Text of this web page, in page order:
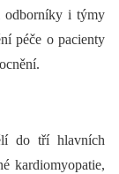
odborníky i týmy
péče o pacienty
do tří hlavních
kardiomyopatie,